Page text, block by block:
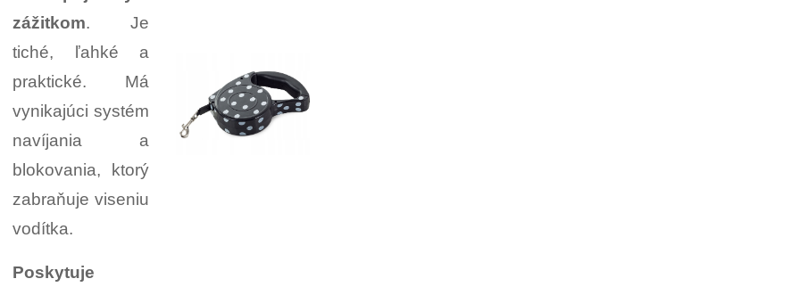
zážitkom. Je
tiché, ľahké a
praktické. Má
vynikajúci systém
navíjania a
blokovania, ktorý
zabraňuje viseniu
vodítka.
Poskytuje